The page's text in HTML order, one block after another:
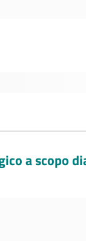
a scopo